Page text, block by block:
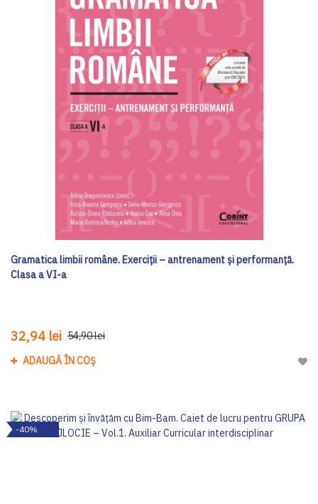
Gramatica limbii române. Exerciții – antrenament și performanță.
Clasa a VI-a
32,94 lei 54,90 lei
ADAUGĂ ÎN COȘ
-40%